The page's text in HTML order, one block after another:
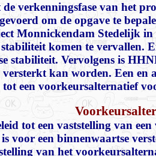
verkenningsfase van het
om de opgave te
Monnickendam Stedelijk
komen te vervallen.
stabiliteit. Vervolgens is
kan worden. Een en
tot een voorkeursalternatief
tot een vaststelling van
voor een binnenwaartse
van het